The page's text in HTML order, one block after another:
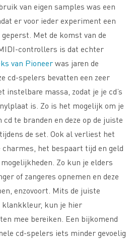
van eigen samples was een
er voor ieder experiment een
Met de komst van de
controllers is dat echter
van Pioneerwas jaren de
cd-spelers bevatten een zeer
instelbare massa, zodat je je cd’s
is. Zo is het mogelijk om je
te branden en deze op de juiste
de set. Ook al verliest het
charmes, het bespaart tijd en geld
Zo kun je elders
of zangeres opnemen en deze
enzovoort. Mits de juiste
klankkleur, kun je hier
mee bereiken. Een bijkomend
cd-spelers iets minder gevoelig